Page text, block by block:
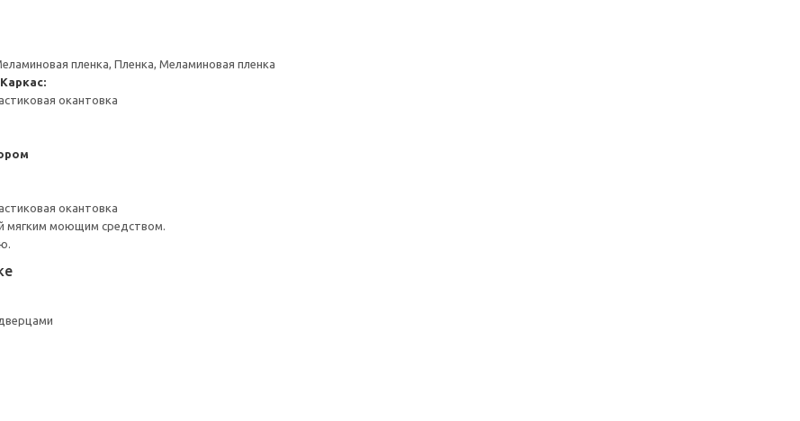
пленка, Пленка, Меламиновая пленка
Каркас:
окантовка
окантовка
мягким моющим средством.